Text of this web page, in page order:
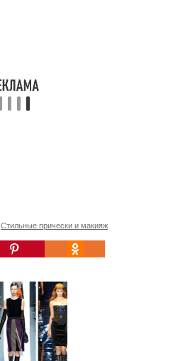
Стильные прически и макияж